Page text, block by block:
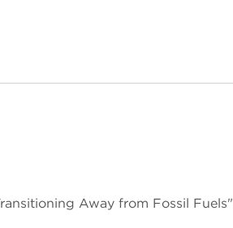
Away from Fossil Fuels"